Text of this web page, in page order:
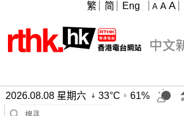
A A A
繁 简 Eng
2026.08.08 星期六 33°C
61%
S